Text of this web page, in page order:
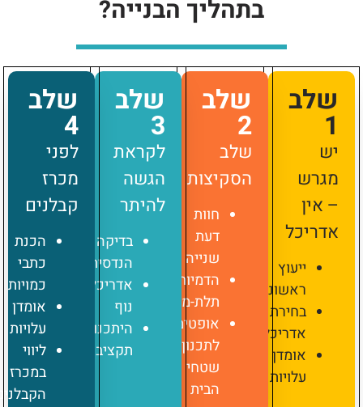
בתהליך הבנייה?
שלב
1
יש
מגרש
– אין
אדריכל
ייעוץ
ראשוני
בחירת
אדריכל
אומדן
עלויות
שלב
2
שלב
הסקיצות
חוות
דעת
שנייה
הדמיות
תלת-מימד
אופטימיזציה
לתכנון
שטחי
הבית
שלב
3
לקראת
הגשה
להיתר
בדיקה
הנדסית
אדריכלות
נוף
היתכנות
תקציבית
שלב
4
לפני
מכרז
קבלנים
הכנת
כתבי
כמויות
אומדן
עלויות
ליווי
במכרז
הקבלנים